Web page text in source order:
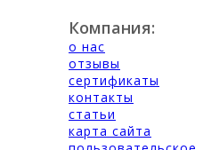
Компания:
о нас
отзывы
сертификаты
контакты
статьи
карта сайта